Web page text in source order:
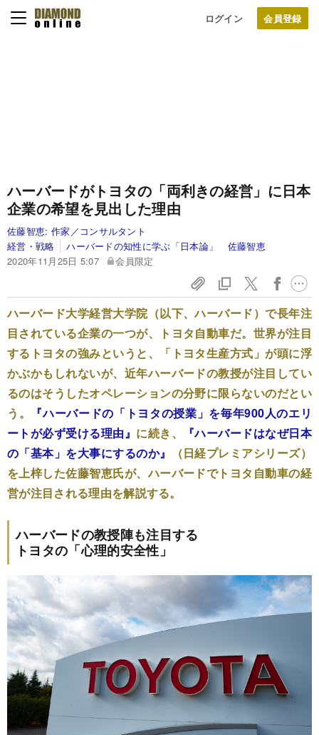
ログイン
ハーバードがトヨタの「両利きの経営」に日本
企業の希望を見出した理由
佐藤智恵: 作家／コンサルタント
経営・戦略
ハーバードの知性に学ぶ「日本論」 佐藤智恵
2020年11月25日 5:07
会員限定
ハーバード大学経営大学院（以下、ハーバード）で長年注
目されている企業の一つが、トヨタ自動車だ。世界が注目
するトヨタの強みというと、「トヨタ生産方式」が頭に浮
かぶかもしれないが、近年ハーバードの教授が注目してい
るのはそうしたオペレーションの分野に限らないのだとい
う。
『ハーバードの「トヨタの授業」を毎年900人のエリ
ートが必ず受ける理由』 に続き、
『ハーバードはなぜ日本
の「基本」を大事にするのか』
（日経プレミアシリーズ）
を上梓した佐藤智恵氏が、ハーバードでトヨタ自動車の経
営が注目される理由を解説する。
ハーバードの教授陣も注目する
トヨタの「心理的安全性」